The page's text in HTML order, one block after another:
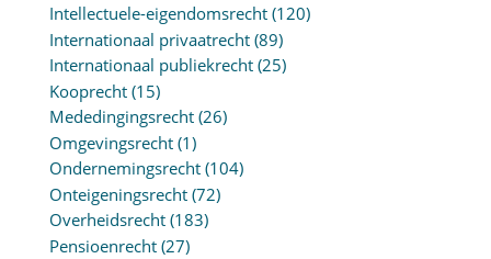
Intellectuele-eigendomsrecht(120)
Internationaal privaatrecht(89)
Internationaal publiekrecht(25)
Kooprecht(15)
Mededingingsrecht(26)
Omgevingsrecht(1)
Ondernemingsrecht(104)
Onteigeningsrecht(72)
Overheidsrecht(183)
Pensioenrecht(27)